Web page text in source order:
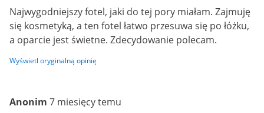
Najwygodniejszy fotel, jaki do tej pory miałam. Zajmuję
się kosmetyką, a ten fotel łatwo przesuwa się po łóżku,
a oparcie jest świetne. Zdecydowanie polecam.
Wyświetl oryginalną opinię
Anonim 7 miesięcy temu